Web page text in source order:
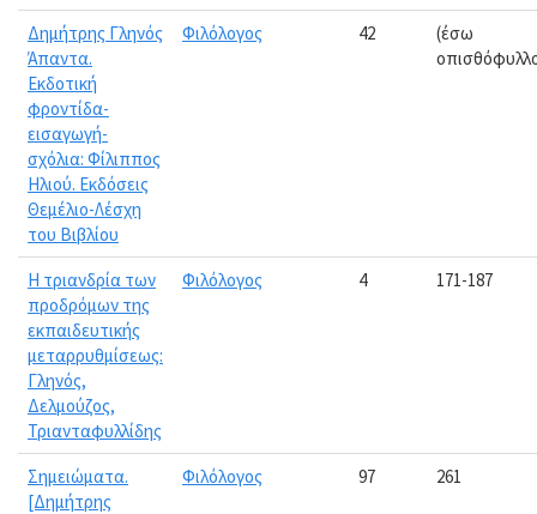
Δημήτρης Γληνός
Άπαντα.
Εκδοτική
φροντίδα-
εισαγωγή-
σχόλια: Φίλιππος
Ηλιού. Εκδόσεις
Θεμέλιο-Λέσχη
του Βιβλίου
Φιλόλογος 42
(έσω
Η τριανδρία των
προδρόμων της
εκπαιδευτικής
μεταρρυθμίσεως:
Γληνός,
Δελμούζος,
Τριανταφυλλίδης
Φιλόλογος 4 171-187
Σημειώματα.
[Δημήτρης
Φιλόλογος 97 261